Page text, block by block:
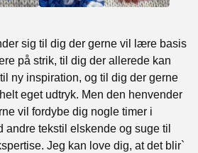
sig til dig der gerne vil lære basis
på strik, til dig der allerede kan
ny inspiration, og til dig der gerne
eget udtryk. Men den henvender
vil fordybe dig nogle timer i
andre tekstil elskende og suge til
Jeg kan love dig, at det blir`